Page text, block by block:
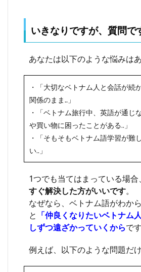
いきなりですが、質問で
あなたは以下のような悩みは
・「大切なベトナム人と会話が続
関係のまま..」
・「ベトナム旅行中、英語が通じ
や買い物に困ったことがある..」
・「そもそもベトナム語学習が難
い..」
1つでも当てはまっている場合、
すぐ解決した方がいいです。
なぜなら、ベトナム語がわか
と 「仲良くなりたいベトナム
しずつ遠ざかっていくからです
例えば、以下のような問題だ